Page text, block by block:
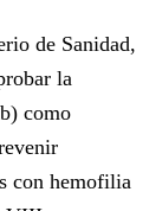
de Sanidad,
la
como
con hemofilia